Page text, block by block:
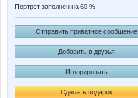
Портрет заполнен на 60 %
Отправить приватное сообщение
Добавить в друзья
Игнорировать
Сделать подарок